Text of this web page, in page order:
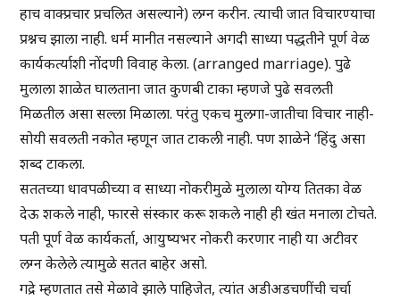
हाच वाक्प्रचार प्रचलित असल्याने) लग्न करीन. त्याची जात विचारण्याचा
प्रश्नच झाला नाही. धर्म मानीत नसल्याने अगदी साध्या पद्धतीने पूर्ण वेळ
कार्यकर्त्याशी नोंदणी विवाह केला. (arranged marriage). पुढे
मुलाला शाळेत घालताना जात कुणबी टाका म्हणजे पुढे सवलती
मिळतील असा सल्ला मिळाला. परंतु एकच मुलगा-जातीचा विचार नाही-
सोयी सवलती नकोत म्हणून जात टाकली नाही. पण शाळेने ‘हिंदु असा
शब्द टाकला.
सततच्या धावपळीच्या व साध्या नोकरीमुळे मुलाला योग्य तितका वेळ
देऊ शकले नाही, फारसे संस्कार करू शकले नाही ही खंत मनाला टोचते.
पती पूर्ण वेळ कार्यकर्ता, आयुष्यभर नोकरी करणार नाही या अटीवर
लग्न केलेले त्यामुळे सतत बाहेर असो.
गद्रे म्हणतात तसे मेळावे झाले पाहिजेत, त्यांत अडीअडचणींची चर्चा